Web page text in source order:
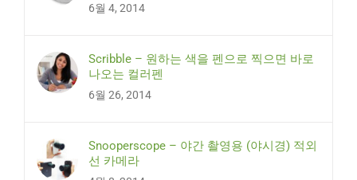
6월 4, 2014
Scribble – 원하는 색을 펜으로 찍으면 바로
나오는 컬러펜
6월 26, 2014
Snooperscope – 야간 촬영용 (야시경) 적외
선 카메라